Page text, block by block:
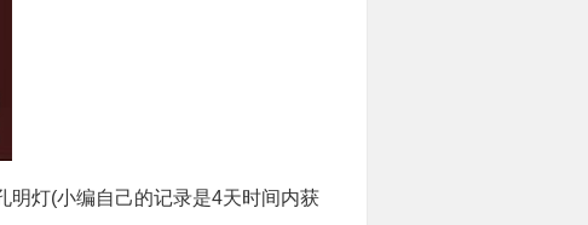
灯(小编自己的记录是4天时间内获